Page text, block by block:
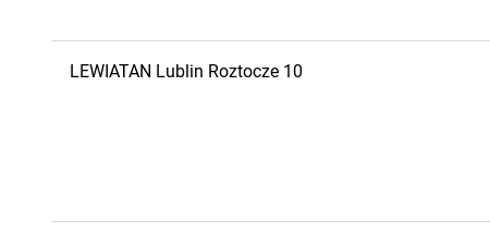
LEWIATAN Lublin Roztocze 10